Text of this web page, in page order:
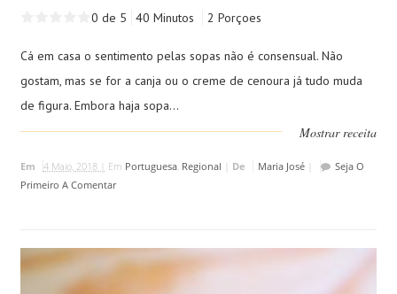
0 de 5 40 Minutos 2 Porçoes
Cá em casa o sentimento pelas sopas não é consensual. Não
gostam, mas se for a canja ou o creme de cenoura já tudo muda
de figura. Embora haja sopa...
Mostrar receita
Em 4 Maio, 2018 | Em Portuguesa, Regional De Maria José|
Seja O
Primeiro A Comentar